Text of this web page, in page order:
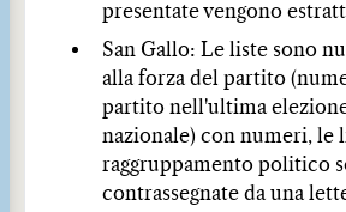
presentate vengono
San Gallo: Le liste sono
alla forza del partito
partito nell'ultima
nazionale) con numeri, le
raggruppamento politico
contrassegnate da una